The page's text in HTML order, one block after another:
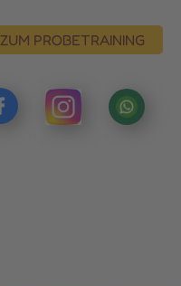
ZUM PROBETRAINING